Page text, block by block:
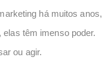
há muitos anos,
têm imenso poder.
ou agir.